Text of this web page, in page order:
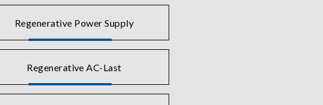
Regenerative Power Supply
Regenerative AC-Last